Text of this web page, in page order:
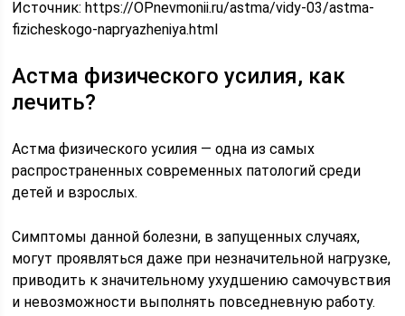
Источник:https://OPnevmonii.ru/astma/vidy-03/astma-
fizicheskogo-napryazheniya.html
Астма физического усилия, как
лечить?
Астма физического усилия — одна из самых
распространенных современных патологий среди
детей и взрослых.
Симптомы данной болезни, в запущенных случаях,
могут проявляться даже при незначительной нагрузке,
приводить к значительному ухудшению самочувствия
и невозможности выполнять повседневную работу.